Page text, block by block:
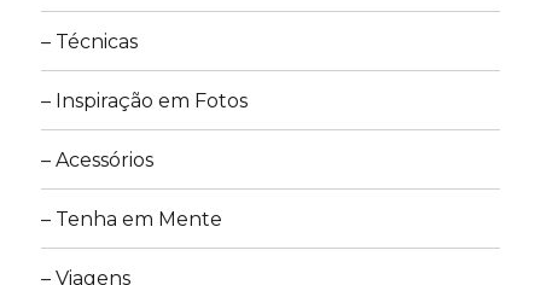
– Técnicas
– Inspiração em Fotos
– Acessórios
– Tenha em Mente
– Viagens